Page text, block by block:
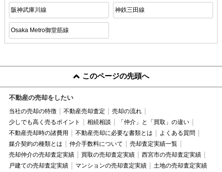
阪神武庫川線 神鉄三田線
Osaka Metro御堂筋線
このページの先頭へ
不動産の売却をしたい
当社の売却の特徴 不動産売却査定
売却の流れ
少しでも高く売るポイント
相続相談
「仲介」と「買取」の違い
不動産売却時の諸費用
不動産売却に必要な書類とは
よくある質問
媒介契約の種類とは
仲介手数料について
売却査定実績一覧
売却仲介の売却査定実績
買取の売却査定実績
西宮市の売却査定実績
戸建ての売却査定実績
マンションの売却査定実績 土地の売却査定実績